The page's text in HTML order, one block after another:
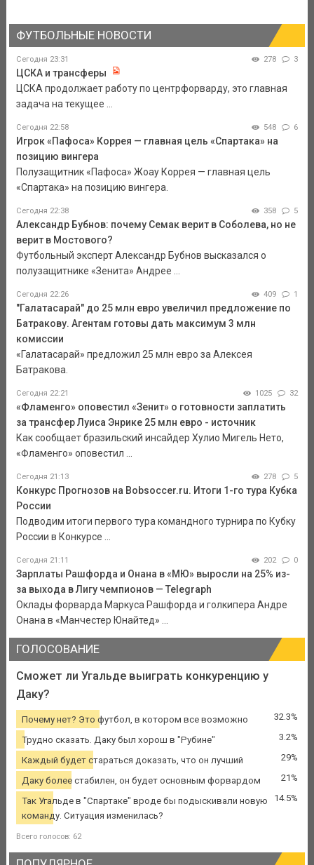
ФУТБОЛЬНЫЕ НОВОСТИ
Сегодня 23:31 278 3
ЦСКА и трансферы
ЦСКА продолжает работу по центрфорварду, это главная
задача на текущее ...
Сегодня 22:58 548 6
Игрок «Пафоса» Коррея — главная цель «Спартака» на
позицию вингера
Полузащитник «Пафоса» Жоау Коррея — главная цель
«Спартака» на позицию вингера.
Сегодня 22:38 358 5
Александр Бубнов: почему Семак верит в Соболева, но не
верит в Мостового?
Футбольный эксперт Александр Бубнов высказался о
полузащитнике «Зенита» Андрее ...
Сегодня 22:26 409 1
"Галатасарай" до 25 млн евро увеличил предложение по
Батракову. Агентам готовы дать максимум 3 млн
комиссии
«Галатасарай» предложил 25 млн евро за Алексея
Батракова.
Сегодня 22:21 1025 32
«Фламенго» оповестил «Зенит» о готовности заплатить
за трансфер Луиса Энрике 25 млн евро - источник
Как сообщает бразильский инсайдер Хулио Мигель Нето,
«Фламенго» оповестил ...
Сегодня 21:13 278 5
Конкурс Прогнозов на Bobsoccer.ru. Итоги 1-го тура Кубка
России
Подводим итоги первого тура командного турнира по Кубку
России в Конкурсе ...
Сегодня 21:11 202 0
Зарплаты Рашфорда и Онана в «МЮ» выросли на 25% из-
за выхода в Лигу чемпионов — Telegraph
Оклады форварда Маркуса Рашфорда и голкипера Андре
Онана в «Манчестер Юнайтед» ...
ГОЛОСОВАНИЕ
Сможет ли Угальде выиграть конкуренцию у
Даку?
Почему нет? Это футбол, в котором все возможно 32.3%
Трудно сказать. Даку был хорош в "Рубине" 3.2%
Каждый будет стараться доказать, что он лучший 29%
Даку более стабилен, он будет основным форвардом 21%
Так Угальде в "Спартаке" вроде бы подыскивали новую
команду. Ситуация изменилась?
14.5%
Всего голосов: 62